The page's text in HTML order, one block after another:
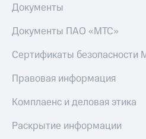
Документы
Документы ПАО «МТС»
Сертификаты
Правовая информация
Комплаенс и деловая этика
Раскрытие информации